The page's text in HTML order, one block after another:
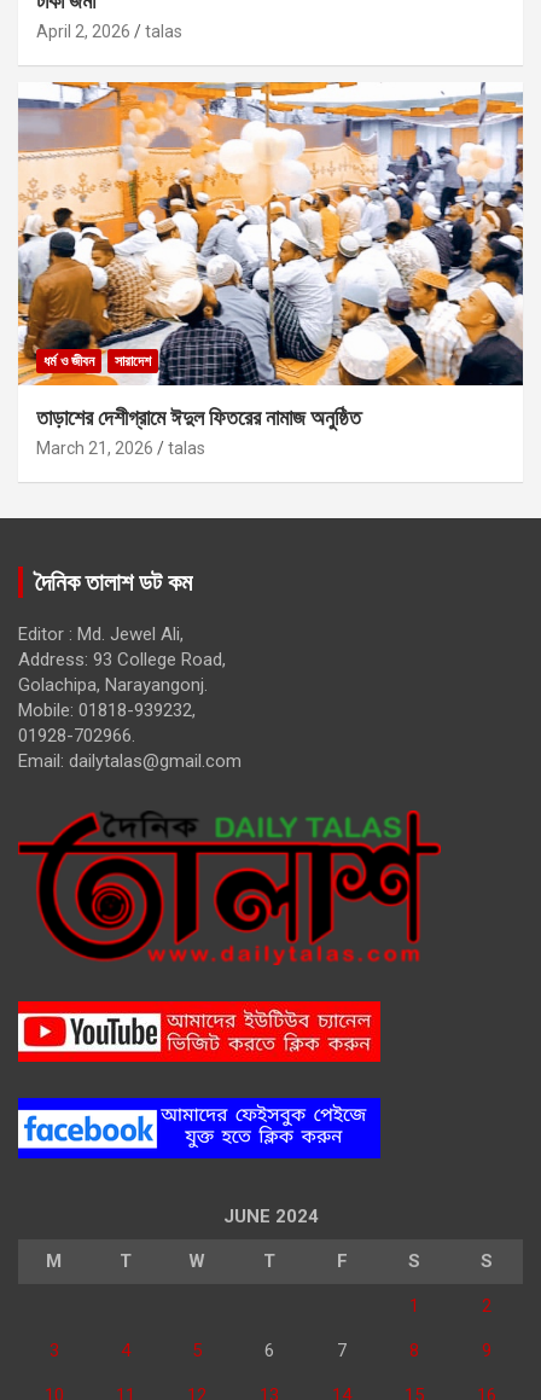
April 2, 2026 talas
ধর্ম ও জীবন সারাদেশ
তাড়াশের দেশীগ্রামে ঈদুল ফিতরের নামাজ অনুষ্ঠিত
March 21, 2026 talas
দৈনিক তালাশ ডট কম
Editor : Md. Jewel Ali,
Address: 93 College Road,
Golachipa, Narayangonj.
Mobile: 01818-939232,
01928-702966.
Email: dailytalas@gmail.com
JUNE 2024
M T W T F S S
1 2
3 4 5 6 7 8 9